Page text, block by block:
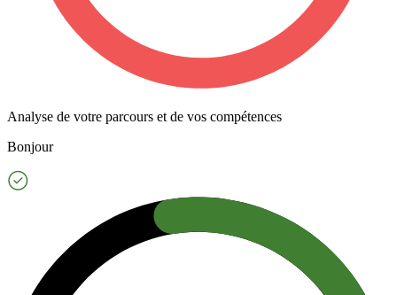
Analyse de votre parcours et de vos compétences
Bonjour